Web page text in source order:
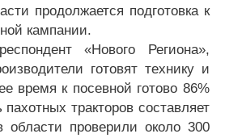
продолжается подготовка к
кампании.
«Нового Региона»,
готовят технику и
время к посевной готово 86%
пахотных тракторов составляет
области проверили около 300